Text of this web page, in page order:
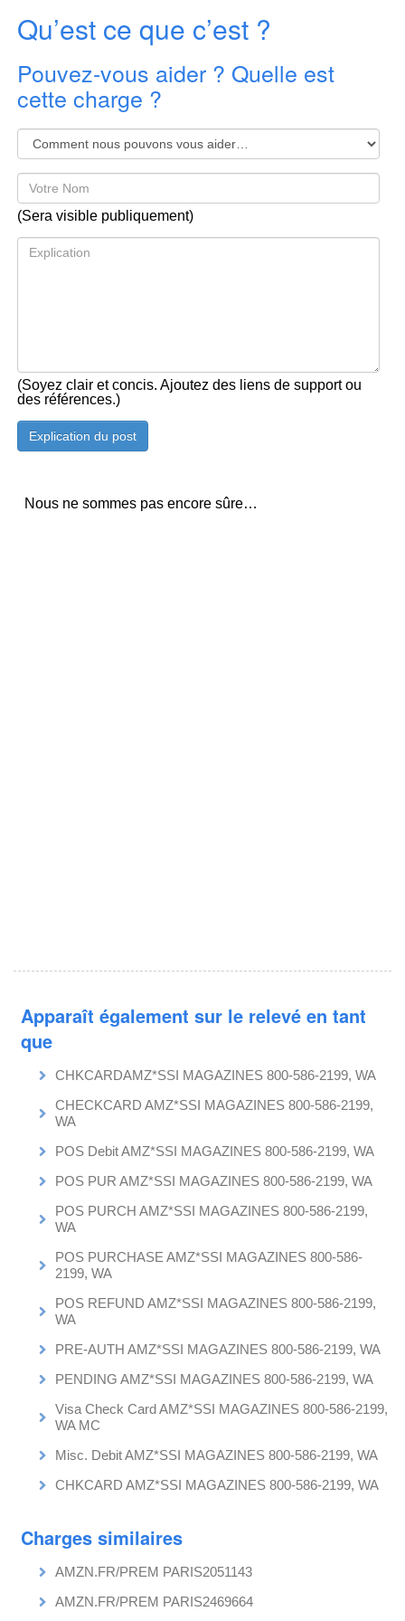
Qu’est ce que c’est ?
Pouvez-vous aider ? Quelle est
cette charge ?
(Sera visible publiquement)
(Soyez clair et concis. Ajoutez des liens de support ou
des références.)
Nous ne sommes pas encore sûre…
Apparaît également sur le relevé en tant
que
CHKCARDAMZ*SSI MAGAZINES 800-586-2199, WA
CHECKCARD AMZ*SSI MAGAZINES 800-586-2199,
WA
POS Debit AMZ*SSI MAGAZINES 800-586-2199, WA
POS PUR AMZ*SSI MAGAZINES 800-586-2199, WA
POS PURCH AMZ*SSI MAGAZINES 800-586-2199,
WA
POS PURCHASE AMZ*SSI MAGAZINES 800-586-
2199, WA
POS REFUND AMZ*SSI MAGAZINES 800-586-2199,
WA
PRE-AUTH AMZ*SSI MAGAZINES 800-586-2199, WA
PENDING AMZ*SSI MAGAZINES 800-586-2199, WA
Visa Check Card AMZ*SSI MAGAZINES 800-586-2199,
WA MC
Misc. Debit AMZ*SSI MAGAZINES 800-586-2199, WA
CHKCARD AMZ*SSI MAGAZINES 800-586-2199, WA
Charges similaires
AMZN.FR/PREM PARIS2051143
AMZN.FR/PREM PARIS2469664